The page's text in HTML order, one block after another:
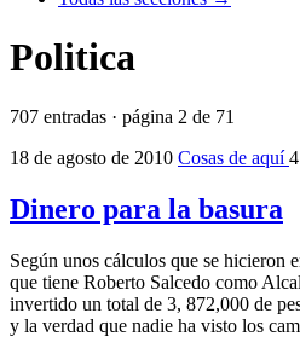
Politica
707 entradas · página 2 de 71
18 de agosto de 2010 Cosas de aquí
Dinero para la basura
Según unos cálculos que se hicieron
que tiene Roberto Salcedo como
invertido un total de 3, 872,000 de
y la verdad que nadie ha visto los